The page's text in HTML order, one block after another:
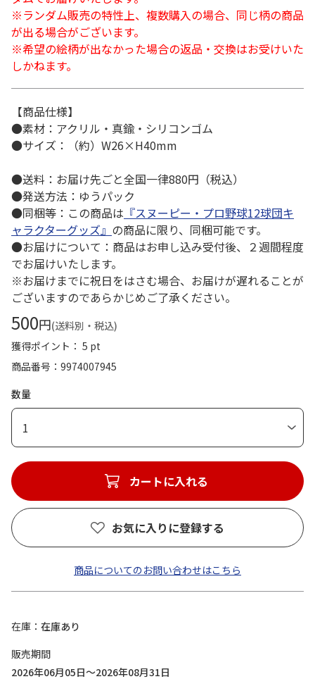
※ランダム販売の特性上、複数購入の場合、同じ柄の商品
が出る場合がございます。
※希望の絵柄が出なかった場合の返品・交換はお受けいた
しかねます。
【商品仕様】
●素材：アクリル・真鍮・シリコンゴム
●サイズ：（約）W26×H40mm
●送料：お届け先ごと全国一律880円（税込）
●発送方法：ゆうパック
●同梱等：この商品は 『スヌーピー・プロ野球12球団キ
ャラクターグッズ』 の商品に限り、同梱可能です。
●お届けについて：商品はお申し込み受付後、２週間程度
でお届けいたします。
※お届けまでに祝日をはさむ場合、お届けが遅れることが
ございますのであらかじめご了承ください。
500円(送料別・税込)
獲得ポイント： 5 pt
商品番号
9974007945
数量
1
カートに入れる
お気に入りに登録する
商品についてのお問い合わせはこちら
在庫
在庫あり
販売期間
2026年06月05日～2026年08月31日